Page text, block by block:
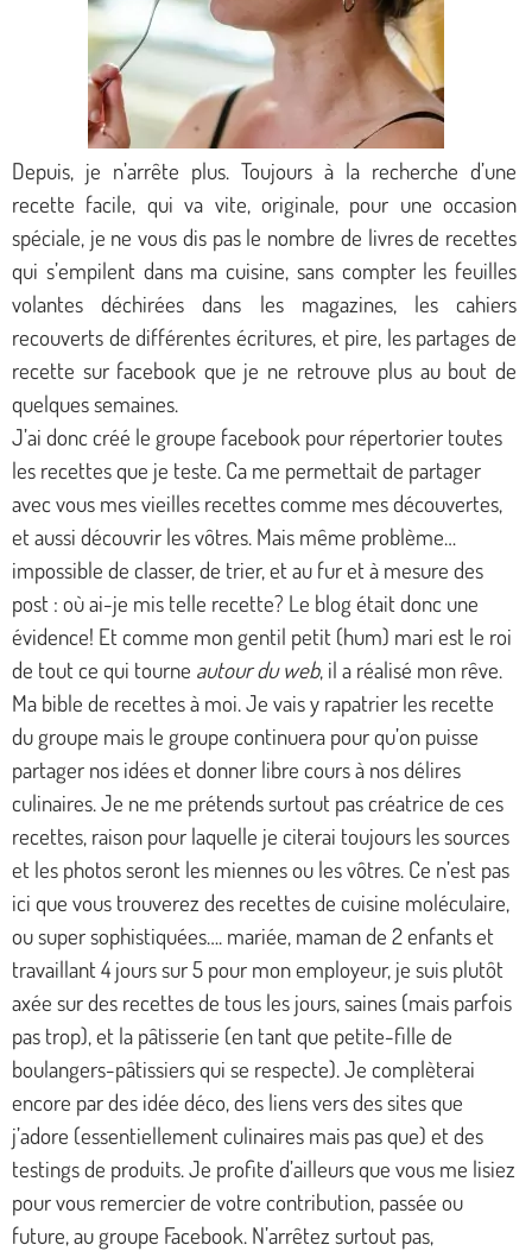
Depuis, je n’arrête plus. Toujours à la recherche d’une
recette facile, qui va vite, originale, pour une occasion
spéciale, je ne vous dis pas le nombre de livres de recettes
qui s’empilent dans ma cuisine, sans compter les feuilles
volantes déchirées dans les magazines, les cahiers
recouverts de différentes écritures, et pire, les partages de
recette sur facebook que je ne retrouve plus au bout de
quelques semaines.
J’ai donc créé le groupe facebook pour répertorier toutes
les recettes que je teste. Ca me permettait de partager
avec vous mes vieilles recettes comme mes découvertes,
et aussi découvrir les vôtres. Mais même problème…
impossible de classer, de trier, et au fur et à mesure des
post : où ai-je mis telle recette? Le blog était donc une
évidence! Et comme mon gentil petit (hum) mari est le roi
de tout ce qui tourne autour du web, il a réalisé mon rêve.
Ma bible de recettes à moi. Je vais y rapatrier les recette
du groupe mais le groupe continuera pour qu’on puisse
partager nos idées et donner libre cours à nos délires
culinaires. Je ne me prétends surtout pas créatrice de ces
recettes, raison pour laquelle je citerai toujours les sources
et les photos seront les miennes ou les vôtres. Ce n’est pas
ici que vous trouverez des recettes de cuisine moléculaire,
ou super sophistiquées…. mariée, maman de 2 enfants et
travaillant 4 jours sur 5 pour mon employeur, je suis plutôt
axée sur des recettes de tous les jours, saines (mais parfois
pas trop), et la pâtisserie (en tant que petite-fille de
boulangers-pâtissiers qui se respecte). Je complèterai
encore par des idée déco, des liens vers des sites que
j’adore (essentiellement culinaires mais pas que) et des
testings de produits. Je profite d’ailleurs que vous me lisiez
pour vous remercier de votre contribution, passée ou
future, au groupe Facebook. N’arrêtez surtout pas,